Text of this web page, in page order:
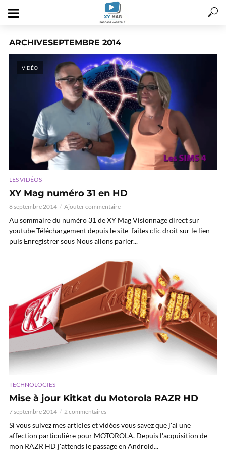
ARCHIVESEPTEMBRE 2014
VIDÉO
LES VIDÉOS
XY Mag numéro 31 en HD
8 septembre 2014 Ajouter commentaire
Au sommaire du numéro 31 de XY Mag Visionnage direct sur
youtube Téléchargement depuis le site faites clic droit sur le lien
puis Enregistrer sous Nous allons parler...
TECHNOLOGIES
Mise à jour Kitkat du Motorola RAZR HD
7 septembre 2014 2 commentaires
Si vous suivez mes articles et vidéos vous savez que j'ai une
affection particulière pour MOTOROLA. Depuis l'acquisition de
mon RAZR HD j'attends le passage en Android...